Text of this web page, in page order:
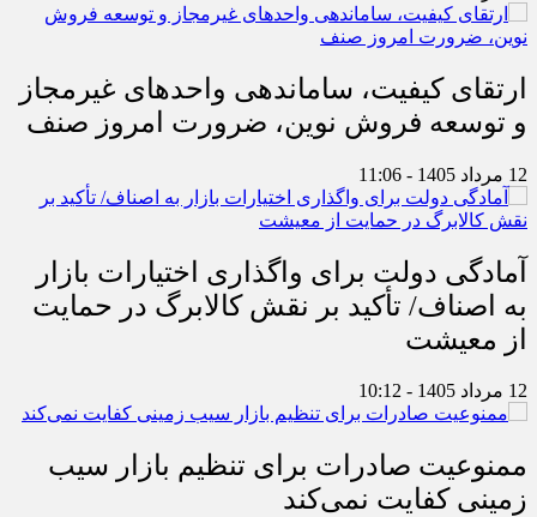
ارتقای کیفیت، ساماندهی واحدهای غیرمجاز
و توسعه فروش نوین، ضرورت امروز صنف
12 مرداد 1405 - 11:06
آمادگی دولت برای واگذاری اختیارات بازار
به اصناف/ تأکید بر نقش کالابرگ در حمایت
از معیشت
12 مرداد 1405 - 10:12
ممنوعیت صادرات برای تنظیم بازار سیب
زمینی کفایت نمی‌کند